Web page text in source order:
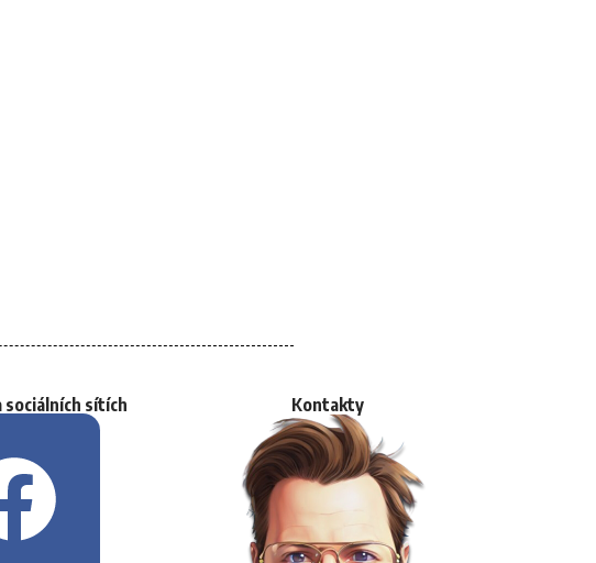
sociálních sítích Kontakty